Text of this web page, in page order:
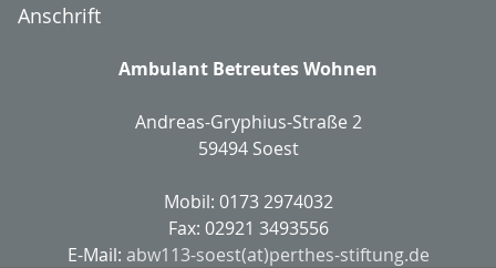
Anschrift
Ambulant Betreutes Wohnen
Andreas-Gryphius-Straße 2
59494 Soest
Mobil: 0173 2974032
Fax: 02921 3493556
E-Mail: abw113-soest(at)perthes-stiftung.de